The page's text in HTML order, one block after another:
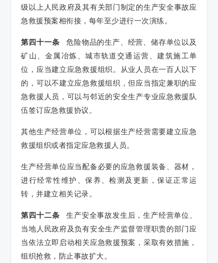
级以上人民政府及其有关部门制定的生产安全事故应
急救援预案相衔接，每年至少进行一次演练。
第四十一条 危险物品的生产、经营、储存单位以及
矿山、金属冶炼、城市轨道交通运营、建筑施工单
位，应当建立应急救援组织。从业人员在一百人以下
的，可以不建立应急救援组织，但应当指定兼职的应
急救援人员，可以与邻近的安全生产专业应急救援队
伍签订应急救援协议。
其他生产经营单位，可以根据生产经营需要建立应急
救援组织或者指定应急救援人员。
生产经营单位应当配备必要的应急救援装备、器材，
进行经常性维护、保养、检测及更新，保证正常运
转，并建立相关记录。
第四十二条 生产安全事故发生后，生产经营单位、
当地人民政府及负有安全生产监督管理职责的部门应
当依法立即启动相关应急救援预案，采取有效措施，
组织抢救，防止事故扩大。